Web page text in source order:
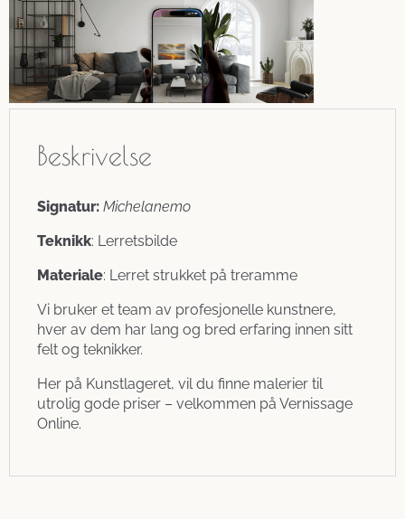
Beskrivelse
Signatur: Michelanemo
Teknikk: Lerretsbilde
Materiale: Lerret strukket på treramme
Vi bruker et team av profesjonelle kunstnere,
hver av dem har lang og bred erfaring innen sitt
felt og teknikker.
Her på Kunstlageret, vil du finne malerier til
utrolig gode priser – velkommen på Vernissage
Online.